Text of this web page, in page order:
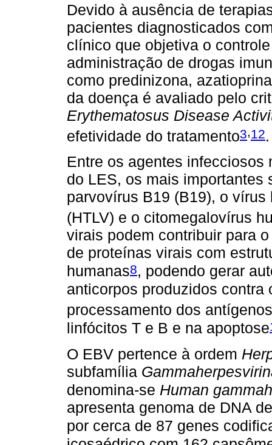
Devido à ausência de
pacientes diagnosticados
clínico que objetiva o
administração de drogas
como predinizona,
da doença é avaliado pelo
Erythematosus Disease
efetividade do tratamento3 12.
Entre os agentes
do LES, os mais importantes
parvovírus B19 (B19), o
(HTLV) e o citomegalovírus
virais podem contribuir para
de proteínas virais com
humanas8, podendo gerar
anticorpos produzidos
processamento dos antígenos
linfócitos T e B e na apoptose
O EBV pertence à ordem
subfamília
denomina-se Human
apresenta genoma de DNA
por cerca de 87 genes